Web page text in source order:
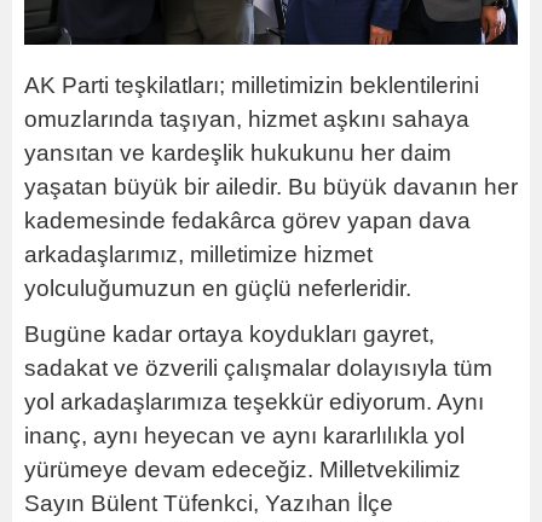
AK Parti teşkilatları; milletimizin beklentilerini
omuzlarında taşıyan, hizmet aşkını sahaya
yansıtan ve kardeşlik hukukunu her daim
yaşatan büyük bir ailedir. Bu büyük davanın her
kademesinde fedakârca görev yapan dava
arkadaşlarımız, milletimize hizmet
yolculuğumuzun en güçlü neferleridir.
Bugüne kadar ortaya koydukları gayret,
sadakat ve özverili çalışmalar dolayısıyla tüm
yol arkadaşlarımıza teşekkür ediyorum. Aynı
inanç, aynı heyecan ve aynı kararlılıkla yol
yürümeye devam edeceğiz. Milletvekilimiz
Sayın Bülent Tüfenkci, Yazıhan İlçe